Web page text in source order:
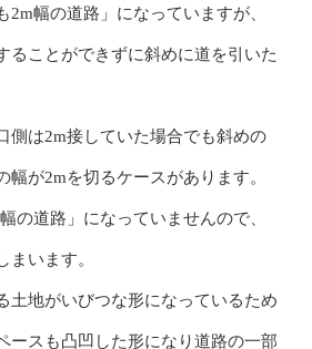
2m幅の道路」になっていますが、
ることができずに斜めに道を引いた
側は2m接していた場合でも斜めの
幅が2mを切るケースがあります。
の道路」になっていませんので、
まいます。
土地がいびつな形になっているため
ースも凸凹した形になり道路の一部